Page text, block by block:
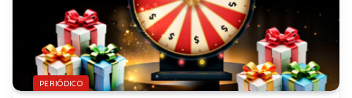
PERIÓDICO